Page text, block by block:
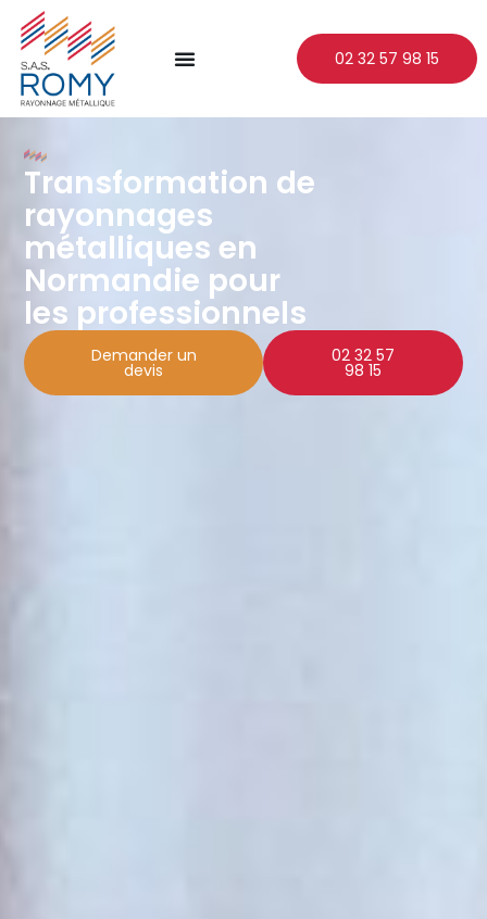
02 32 57 98 15
Transformation de
rayonnages
métalliques en
Normandie pour
les professionnels
Demander un
devis
02 32 57
98 15